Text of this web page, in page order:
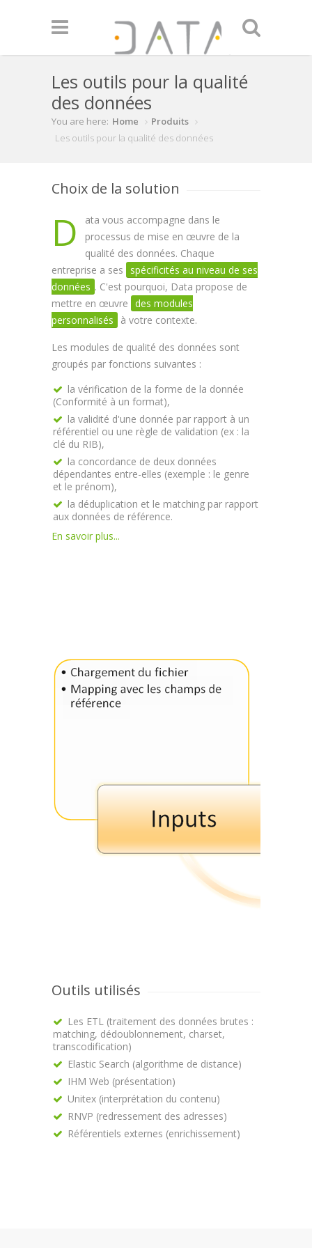
Les outils pour la qualité
des données
You are here: Home
Produits
Les outils pour la qualité des données
Choix de la solution
D
ata vous accompagne dans le
processus de mise en œuvre de la
qualité des données. Chaque
entreprise a ses
spécificités au niveau de ses
données . C'est pourquoi, Data propose de
mettre en œuvre des modules
personnalisés
à votre contexte.
Les modules de qualité des données sont
groupés par fonctions suivantes :
la vérification de la forme de la donnée
(Conformité à un format),
la validité d'une donnée par rapport à un
référentiel ou une règle de validation (ex : la
clé du RIB),
la concordance de deux données
dépendantes entre-elles (exemple : le genre
et le prénom),
la déduplication et le matching par rapport
aux données de référence.
En savoir plus...
Outils utilisés
Les ETL (traitement des données brutes :
matching, dédoublonnement, charset,
transcodification)
Elastic Search (algorithme de distance)
IHM Web (présentation)
Unitex (interprétation du contenu)
RNVP (redressement des adresses)
Référentiels externes (enrichissement)